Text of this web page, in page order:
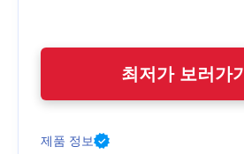
최저가 보러가기
제품 정보